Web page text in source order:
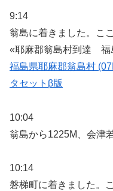
9:14
翁島に着きました。こ
«耶麻郡翁島村到達 福
福島県耶麻郡翁島村
タセットβ版
10:04
翁島から1225M、会津
10:14
磐梯町に着きました。